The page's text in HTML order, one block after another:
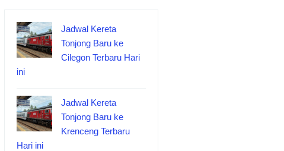
Jadwal Kereta
Tonjong Baru ke
Cilegon Terbaru Hari
ini
Jadwal Kereta
Tonjong Baru ke
Krenceng Terbaru
Hari ini